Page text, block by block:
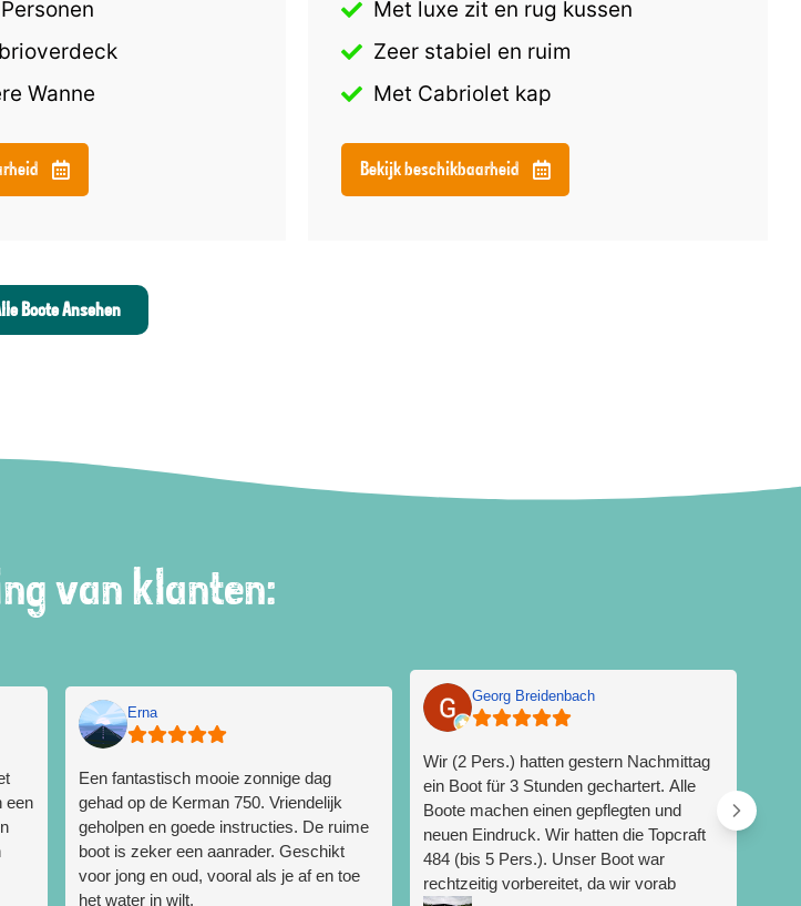
Wanne
Met luxe zit en rug kussen
Zeer stabiel en ruim
Met Cabriolet kap
Bekijk beschikbaarheid
Boote Ansehen
van klanten:
een
Erna
Een fantastisch mooie zonnige dag
gehad op de Kerman 750. Vriendelijk
geholpen en goede instructies. De ruime
boot is zeker een aanrader. Geschikt
voor jong en oud, vooral als je af en toe
het water in wilt.
Georg Breidenbach
Wir (2 Pers.) hatten gestern Nachmittag
ein Boot für 3 Stunden gechartert. Alle
Boote machen einen gepflegten und
neuen Eindruck. Wir hatten die Topcraft
484 (bis 5 Pers.). Unser Boot war
rechtzeitig vorbereitet, da wir vorab